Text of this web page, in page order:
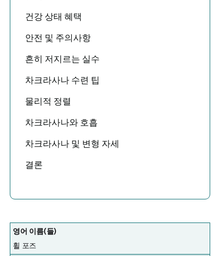
건강 상태 혜택
안전 및 주의사항
흔히 저지르는 실수
차크라사나 수련 팁
물리적 정렬
차크라사나와 호흡
차크라사나 및 변형 자세
결론
영어 이름(들)
휠 포즈